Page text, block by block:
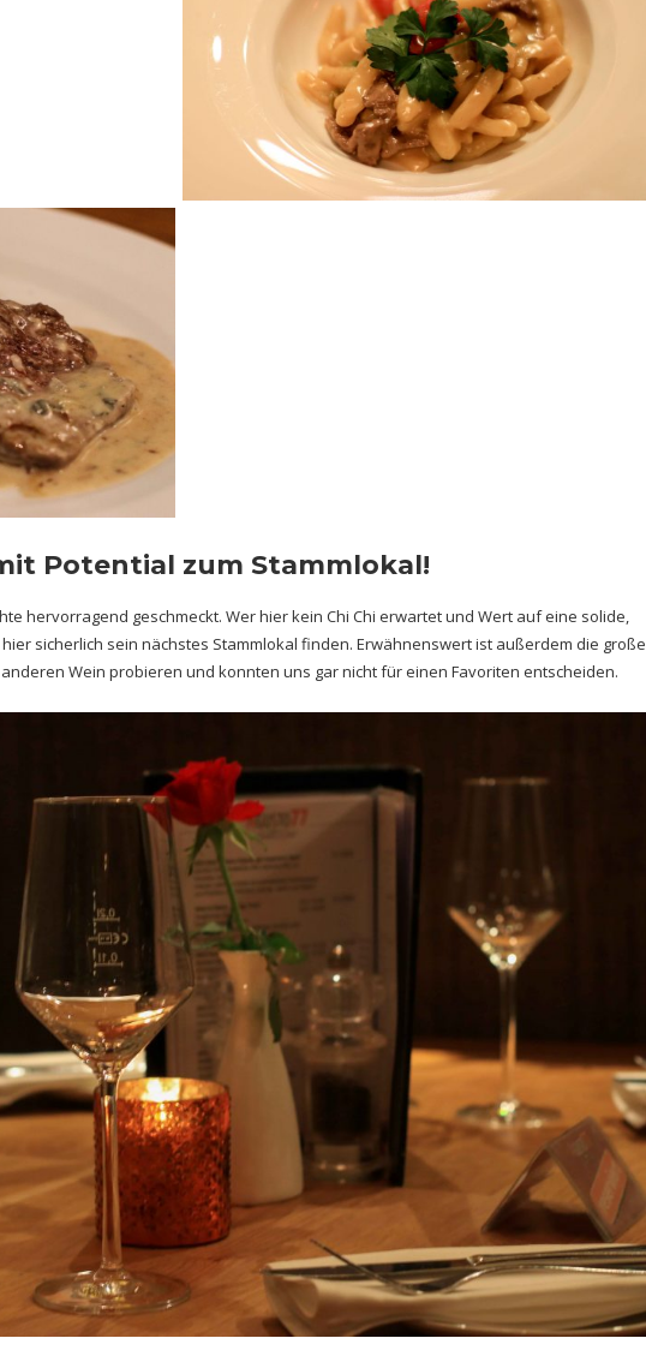
Potential zum Stammlokal!
hervorragend geschmeckt. Wer hier kein Chi Chi erwartet und Wert auf eine solide,
sicherlich sein nächstes Stammlokal finden. Erwähnenswert ist außerdem die große
Wein probieren und konnten uns gar nicht für einen Favoriten entscheiden.